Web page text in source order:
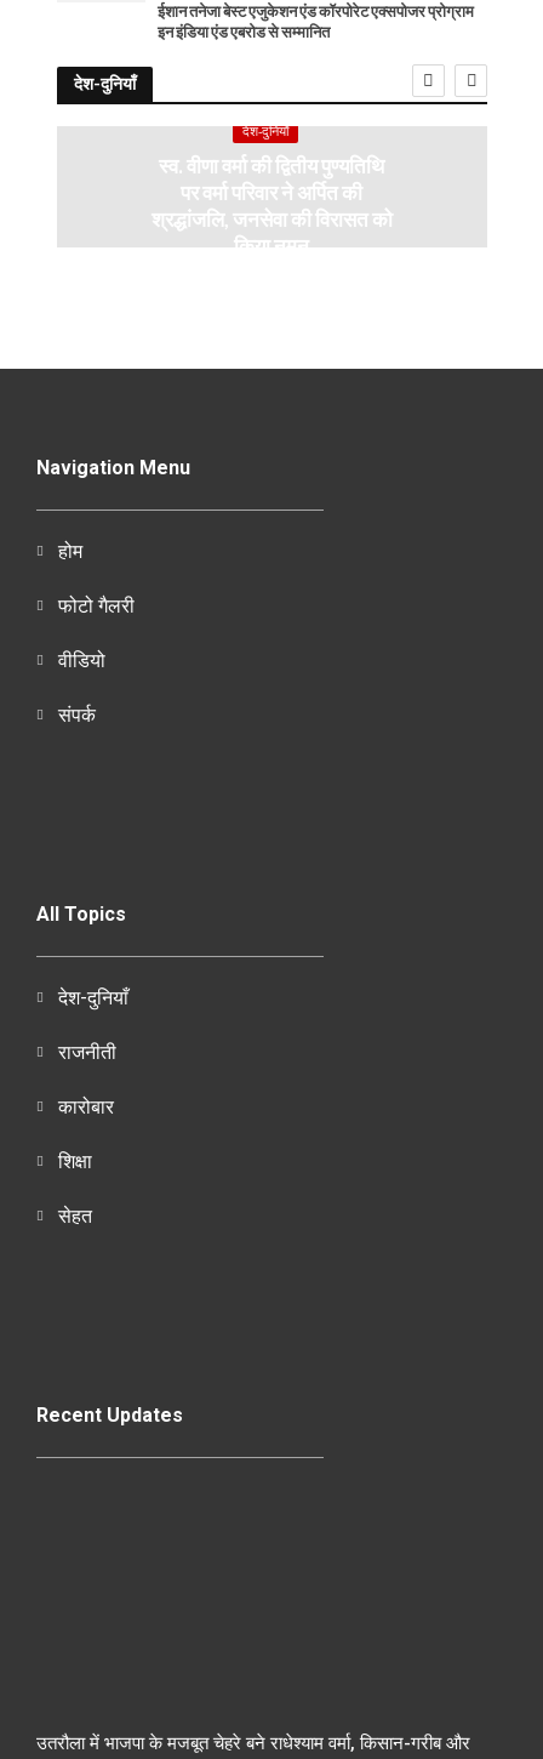
ईशान तनेजा बेस्ट एजुकेशन एंड कॉरपोरेट एक्सपोजर प्रोग्राम
इन इंडिया एंड एबरोड से सम्मानित
देश-दुनियाँ
देश-दुनियाँ
स्व. वीणा वर्मा की द्वितीय पुण्यतिथि
पर वर्मा परिवार ने अर्पित की
श्रद्धांजलि, जनसेवा की विरासत को
किया नमन
Navigation Menu
होम
फोटो गैलरी
वीडियो
संपर्क
All Topics
देश-दुनियाँ
राजनीती
कारोबार
शिक्षा
सेहत
Recent Updates
उतरौला में भाजपा के मजबूत चेहरे बने राधेश्याम वर्मा, किसान-गरीब और